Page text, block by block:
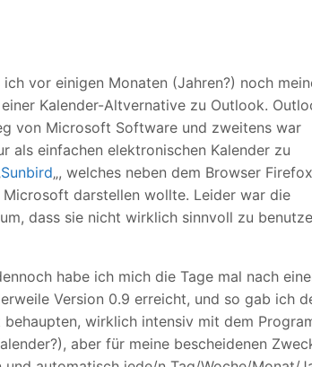
vor einigen Monaten (Jahren?) noch
Kalender-Altvernative zu Outlook.
von Microsoft Software und zweitens war
als einfachen elektronischen Kalender zu
Sunbird„, welches neben dem Browser Firefox
darstellen wollte. Leider war die
dass sie nicht wirklich sinnvoll zu
habe ich mich die Tage mal nach
Version 0.9 erreicht, und so gab ich
wirklich intensiv mit dem
aber für meine bescheidenen